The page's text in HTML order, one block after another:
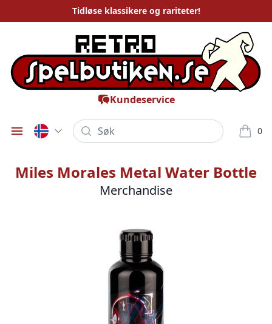
Tidløseklassikere og rariteter!
Kundeservice
Öppna meny
Søk 0
varor i
Miles Morales Metal Water Bottle
Merchandise